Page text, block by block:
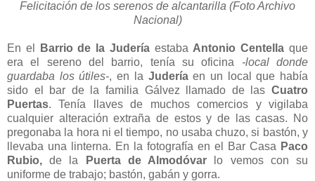
Felicitación de los serenos de alcantarilla (Foto Archivo
Nacional)
En el Barrio de la Juderíaestaba Antonio Centella que
era el sereno del barrio, tenía su oficina -local donde
guardaba los útiles-, en la Juderíaen un local que había
sido el bar de la familia Gálvez llamado de las Cuatro
Puertas. Tenía llaves de muchos comercios y vigilaba
cualquier alteración extraña de estos y de las casas. No
pregonaba la hora ni el tiempo, no usaba chuzo, si bastón, y
llevaba una linterna. En la fotografía en el Bar Casa Paco
Rubio,de la Puerta de Almodóvar lo vemos con su
uniforme de trabajo; bastón, gabán y gorra.